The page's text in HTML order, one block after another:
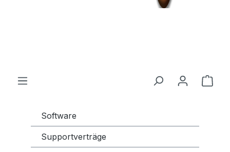
Software
Supportverträge